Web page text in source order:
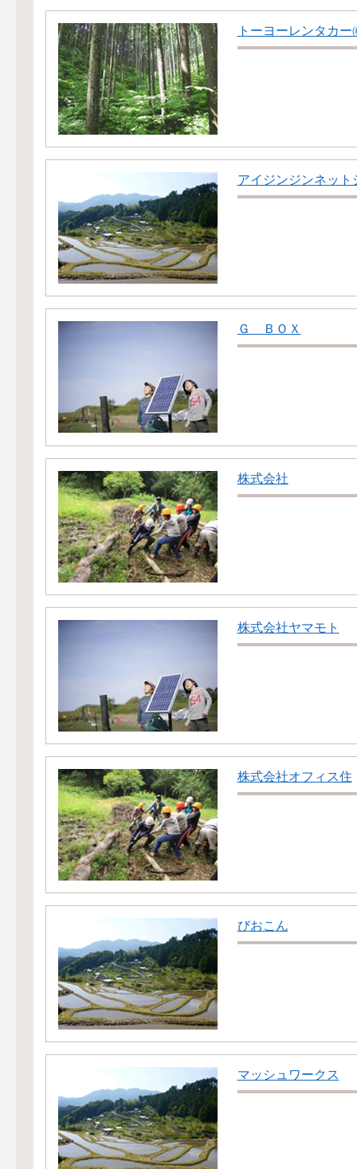
トーヨーレンタカー
アイジンジンネット
Ｇ ＢＯＸ
株式会社
株式会社ヤマモト
株式会社オフィス住
びおこん
マッシュワークス